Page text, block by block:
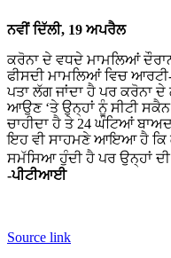
ਨਵੀਂ ਦਿੱਲੀ, 19 ਅਪਰੈਲ
ਕਰੋਨਾ ਦੇ ਵਧਦੇ ਮਾਮਲਿਆਂ
ਫੀਸਦੀ ਮਾਮਲਿਆਂ ਵਿਚ
ਪਤਾ ਲੱਗ ਜਾਂਦਾ ਹੈ ਪਰ ਕਰੋਨਾ ਦੇ
ਆਉਣ ‘ਤੇ ਉਨ੍ਹਾਂ ਨੂੰ ਸੀਟੀ
ਚਾਹੀਦਾ ਹੈ ਤੇ 24 ਘੰਟਿਆਂ
ਇਹ ਵੀ ਸਾਹਮਣੇ ਆਇਆ ਹੈ ਕਿ
ਸਮੱਸਿਆ ਹੁੰਦੀ ਹੈ ਪਰ ਉਨ੍ਹਾਂ
-ਪੀਟੀਆਈ
Source link